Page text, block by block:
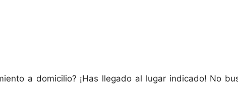
a domicilio? ¡Has llegado al lugar indicado! No